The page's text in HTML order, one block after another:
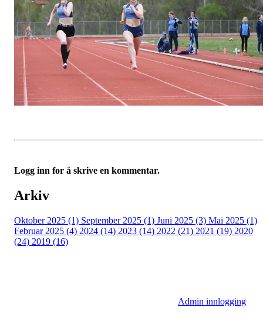
Logg inn for å skrive en kommentar.
Arkiv
Oktober 2025 (1) September 2025 (1) Juni 2025 (3) Mai 2025 (1)
Februar 2025 (4) 2024 (14) 2023 (14) 2022 (21) 2021 (19) 2020
(24) 2019 (16)
Admin innlogging